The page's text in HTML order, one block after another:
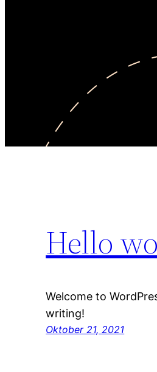
Hello
Welcome to
writing!
Oktober 21, 2021